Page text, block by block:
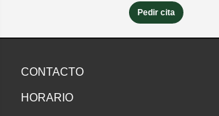
Pedir cita
CONTACTO
HORARIO